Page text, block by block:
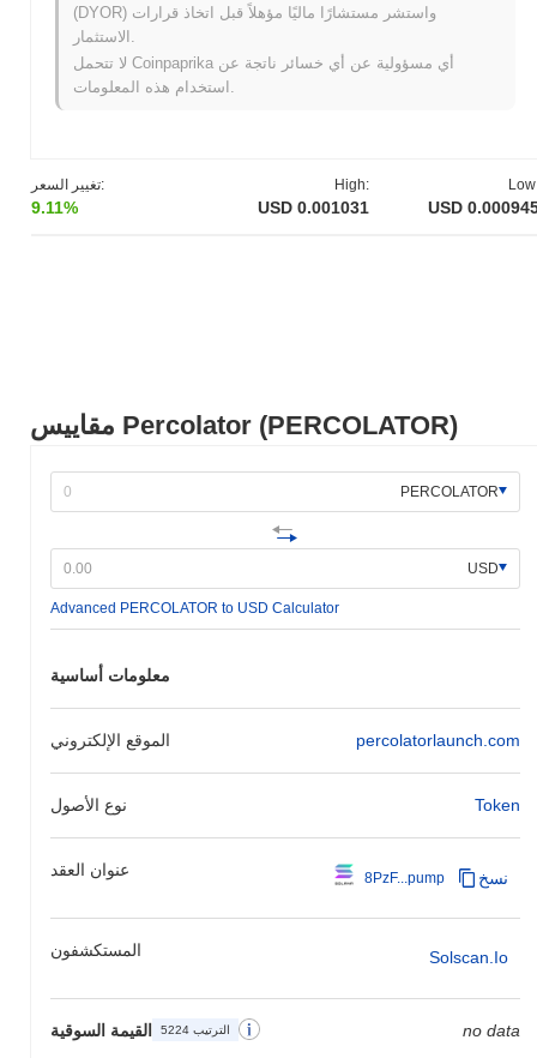
مقاييس Percolator (PERCOLATOR)
PERCOLATOR
USD
Advanced PERCOLATOR to USD Calculator
معلومات أساسية
الموقع الإلكتروني percolatorlaunch.com
نوع الأصول Token
عنوان العقد 8PzF...pump نسخ
المستكشفون Solscan.io
القيمة السوقية الترتيب 5224 no data
تغيير السعر:
9.11%
High:
USD 0.001031 USD
كيف يعمل Percolator مقارنة بسوق العملات المشفرة
الأوسع؟
سوق العملات المشفرة بشكل عام الذي سجل مكاسب
. يشير
هذا إلى تأخر مؤقت في حركة سعر PERCOLATOR مقارنة بزخم
(DYOR) واستشر مستشارًا ماليًا مؤهلاً قبل اتخاذ قرارات
لا تتحمل Coinpaprika أي مسؤولية عن أي خسائر ناتجة عن